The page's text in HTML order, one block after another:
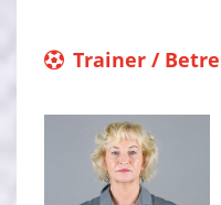
Trainer /